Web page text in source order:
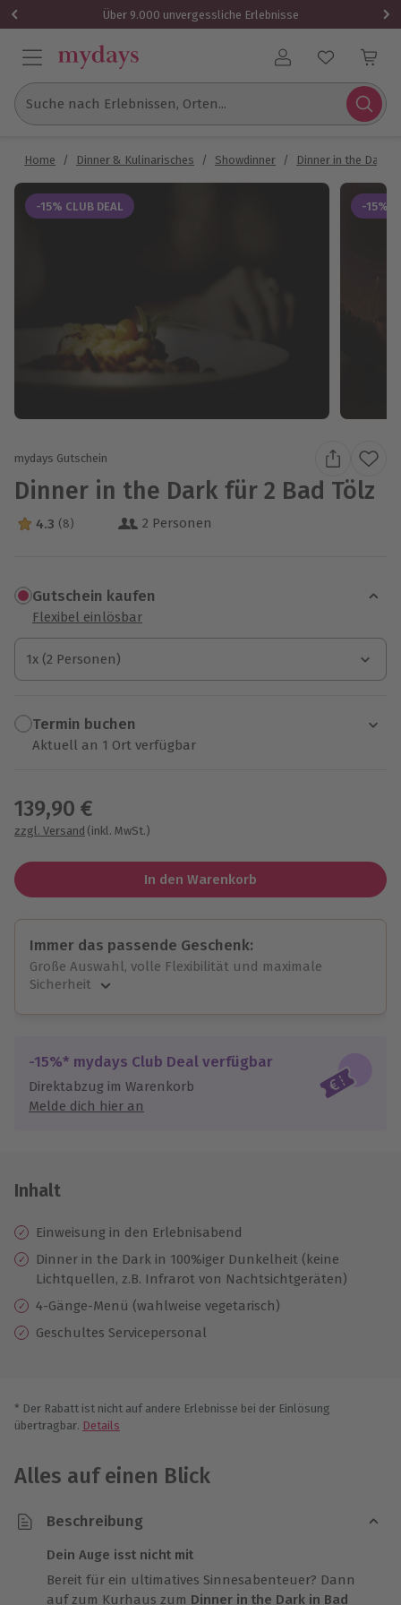
Über 9.000 unvergessliche Erlebnisse
Benutzerkonto
Suche nach Erlebnissen, Orten...
Home / Dinner & Kulinarisches / Showdinner / Dinner in the Dark
-15% CLUB DEAL -15%
mydays Gutschein
Dinner in the Dark für 2 Bad Tölz
4.3 Sterne von 5 aus 8 Bewertungen
4.3 (8) 2 Personen
Gutschein kaufen
Flexibel einlösbar
1x (2 Personen)
1x (2 Personen)
1x (2 Personen)
Termin buchen
Aktuell an 1 Ort verfügbar
139,90 €
zzgl. Versand (inkl. MwSt.)
In den Warenkorb
Immer das passende Geschenk:
Große Auswahl, volle Flexibilität und maximale
Sicherheit
Jeder Gutschein für alle Erlebnisse einlösbar.
Maximale Sicherheit
10 Jahre gültig & verlängerbar.
-15%* mydays Club Deal verfügbar
Direktabzug im Warenkorb
Melde dich hier an
Inhalt
Einweisung in den Erlebnisabend
Dinner in the Dark in 100%iger Dunkelheit (keine
Lichtquellen, z.B. Infrarot von Nachtsichtgeräten)
4-Gänge-Menü (wahlweise vegetarisch)
Geschultes Servicepersonal
* Der Rabatt ist nicht auf andere Erlebnisse bei der Einlösung
übertragbar. Details
Alles auf einen Blick
Beschreibung
Dein Auge isst nicht mit
Bereit für ein ultimatives Sinnesabenteuer? Dann
auf zum Kurhaus zum Dinner in the Dark in Bad